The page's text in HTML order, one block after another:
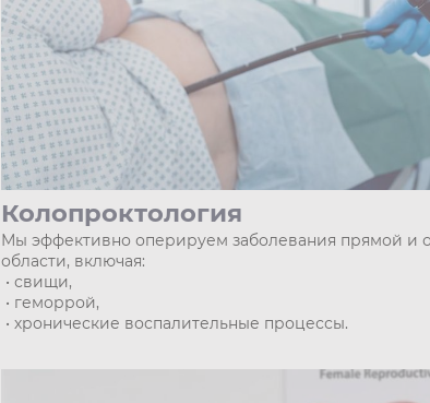
Колопроктология
Мы эффективно оперируем заболевания прямой и
области, включая:
• свищи,
• геморрой,
• хронические воспалительные процессы.